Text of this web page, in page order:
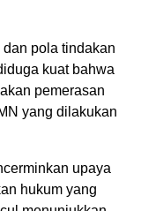
pola tindakan
kuat bahwa
pemerasan
yang dilakukan
upaya
hukum yang